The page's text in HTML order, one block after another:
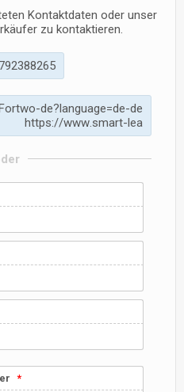
Kontaktdaten oder unser
zu kontaktieren.
5
6
2
8
8
3
2
9
e
d
-
e
d
=
e
g
a
u
g
n
a
l
?
e
d
-
o
w
t
r
o
a
e
l
-
t
r
a
m
s
.
w
w
w
/
/
:
s
p
t
t
h